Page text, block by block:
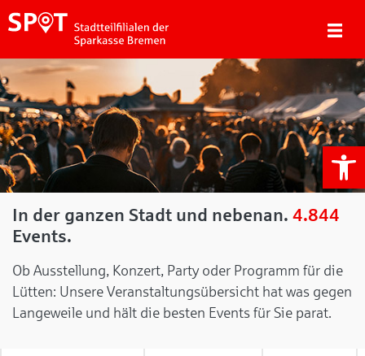
In der ganzen Stadt und nebenan. 4.844
Events.
Ob Ausstellung, Konzert, Party oder Programm für die
Lütten: Unsere Veranstaltungsübersicht hat was gegen
Langeweile und hält die besten Events für Sie parat.